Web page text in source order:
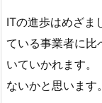
ITの進歩はめざま
ている事業者に比
いていかれます
ないかと思います。